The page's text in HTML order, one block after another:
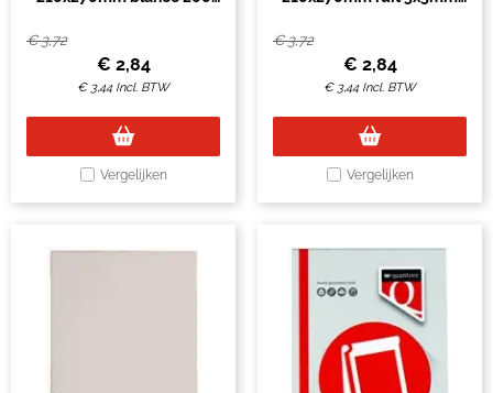
€3,72
€ 2,84
€ 3,44 Incl. BTW
Vergelijken
€3,72
€ 2,84
€ 3,44 Incl. BTW
Vergelijken